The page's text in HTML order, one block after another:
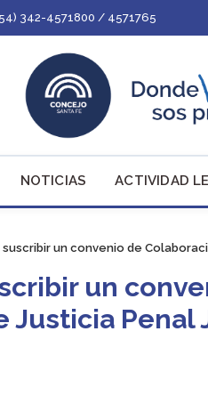
342-4571800 / 4571765
NOTICIAS ACTIVIDAD
un convenio de
un
Justicia Penal